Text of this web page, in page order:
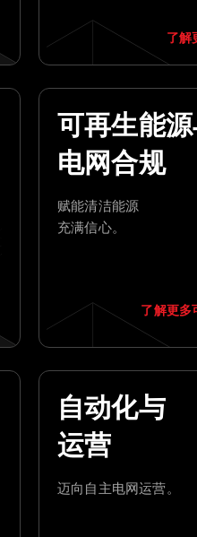
了解
可再生能
电网合规
赋能清洁能源
充满信心。
了解更多
自动化与
运营
迈向自主电网运营。